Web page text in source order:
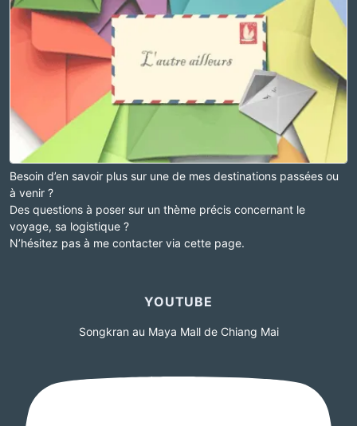
Besoin d’en savoir plus sur une de mes destinations passées ou
à venir ?
Des questions à poser sur un thème précis concernant le
voyage, sa logistique ?
N’hésitez pas à me contacter via cette page.
YOUTUBE
Songkran au Maya Mall de Chiang Mai